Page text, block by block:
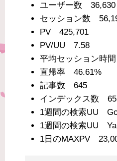
ユーザー数 36,630
セッション数
PV 425,701
PV/UU 7.58
平均セッション時
直帰率 46.61%
記事数 645
インデックス数
1週間の検索UU
1週間の検索UU
1日のMAXPV